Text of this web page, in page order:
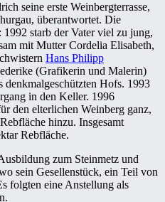
seine erste Weinbergterrasse,
überantwortet. Die
starb der Vater viel zu jung,
mit Mutter Cordelia Elisabeth,
Hans Philipp
(Grafikerin und Malerin)
denkmalgeschützten Hofs. 1993
in den Keller. 1996
den elterlichen Weinberg ganz,
hinzu. Insgesamt
Rebfläche.
zum Steinmetz und
sein Gesellenstück, ein Teil von
folgten eine Anstellung als